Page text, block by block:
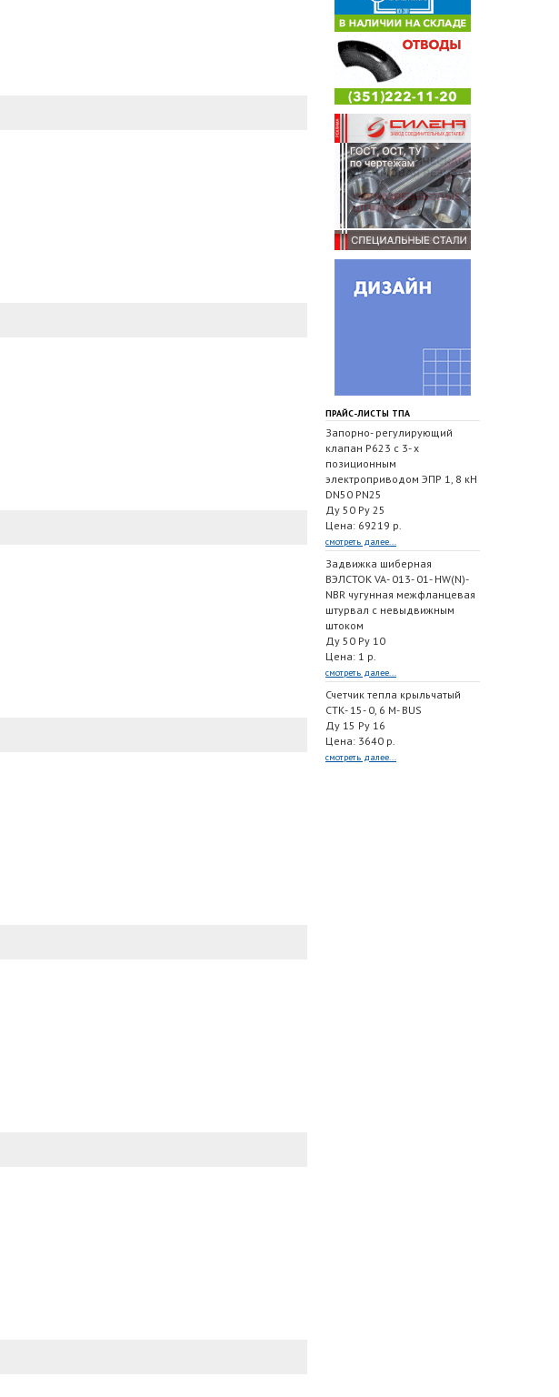
ПРАЙС-ЛИСТЫ ТПА
Запорно- регулирующий
клапан Р623 с 3- х
позиционным
электроприводом ЭПР 1, 8 кН
DN50 PN25
Ду 50 Ру 25
Цена: 69219 р.
смотреть далее...
Задвижка шиберная
ВЭЛСТОК VA- 013- 01- HW(N)-
NBR чугунная межфланцевая
штурвал с невыдвижным
штоком
Ду 50 Ру 10
Цена: 1 р.
смотреть далее...
Счетчик тепла крыльчатый
СТК- 15- 0, 6 M- BUS
Ду 15 Ру 16
Цена: 3640 р.
смотреть далее...